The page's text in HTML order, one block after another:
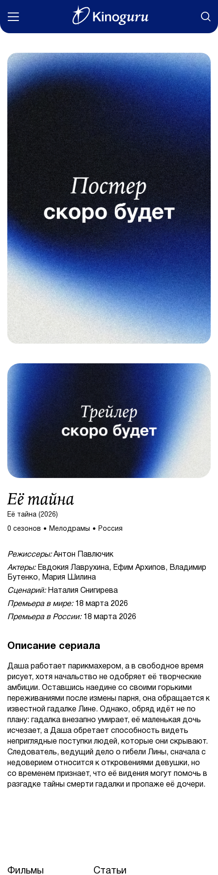
Фильмы
Статьи
Сериалы
Новости
Подборки
Рецензии
О нас
Авторы
Её тайна
Её тайна (2026)
0 сезонов Мелодрамы Россия
Режиссеры:Антон Павлючик
Актеры:Евдокия Лаврухина, Ефим Архипов, Владимир
Бутенко, Мария Шилина
Сценарий:Наталия Снигирева
Премьера в мире:18 марта 2026
Премьера в России:18 марта 2026
Описание сериала
Даша работает парикмахером, а в свободное время
рисует, хотя начальство не одобряет её творческие
амбиции. Оставшись наедине со своими горькими
переживаниями после измены парня, она обращается к
известной гадалке Лине. Однако, обряд идёт не по
плану: гадалка внезапно умирает, её маленькая дочь
исчезает, а Даша обретает способность видеть
неприглядные поступки людей, которые они скрывают.
Следователь, ведущий дело о гибели Лины, сначала с
недоверием относится к откровениями девушки, но
со временем признает, что её видения могут помочь в
разгадке тайны смерти гадалки и пропаже её дочери.
Фильмы Статьи